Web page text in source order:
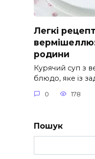
Легкі
родини
Курячий суп з
блюдо, яке із
0 178
Пошук